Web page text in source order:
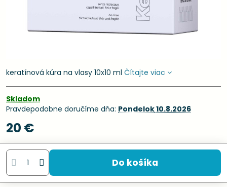
keratínová kúra na vlasy 10x10 ml Čítajte viac
Skladom
Pravdepodobne doručíme dňa: Pondelok10.8.2026
20 €
Do košíka